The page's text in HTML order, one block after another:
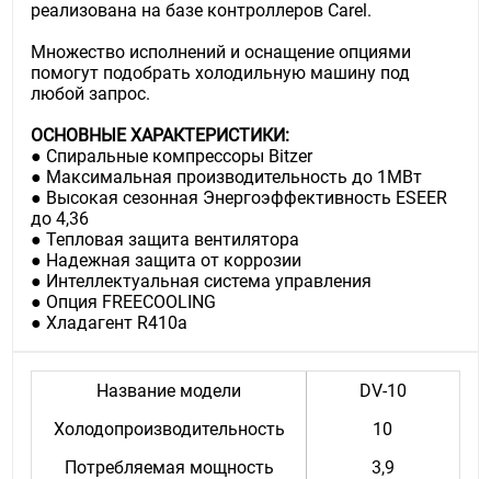
реализована на базе контроллеров Carel.
Множество исполнений и оснащение опциями
помогут подобрать холодильную машину под
любой запрос.
ОСНОВНЫЕ ХАРАКТЕРИСТИКИ:
● Спиральные компрессоры Bitzer
● Максимальная производительность до 1МВт
● Высокая сезонная Энергоэффективность ESEER
до 4,36
● Тепловая защита вентилятора
● Надежная защита от коррозии
● Интеллектуальная система управления
● Опция FREECOOLING
● Хладагент R410a
Название модели
DV-10
Холодопроизводительность
10
Потребляемая мощность
3,9